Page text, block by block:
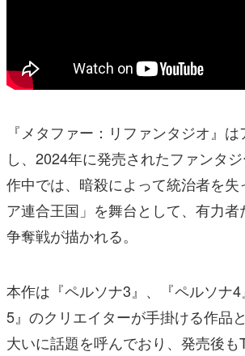
『メタファー：リファンタジオ』
し、2024年に発売されたファンタジ
作中では、暗殺によって統治者を失
ア連合王国」を舞台として、有力
争奪戦が描かれる。
本作は『ペルソナ3』、『ペルソナ
5』のクリエイターが手掛ける作品
大いに話題を呼んでおり、発売後も